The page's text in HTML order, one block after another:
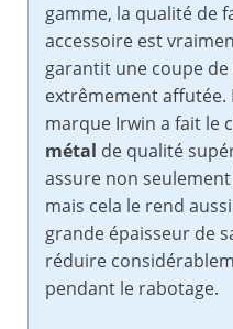
gamme, la qualité de
accessoire est
garantit une coupe
extrêmement affutée.
marque Irwin a fait le
métal de qualité
assure non
mais cela le rend
grande épaisseur de
réduire
pendant le rabotage.